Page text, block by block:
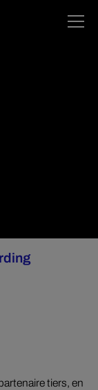
tiers, en